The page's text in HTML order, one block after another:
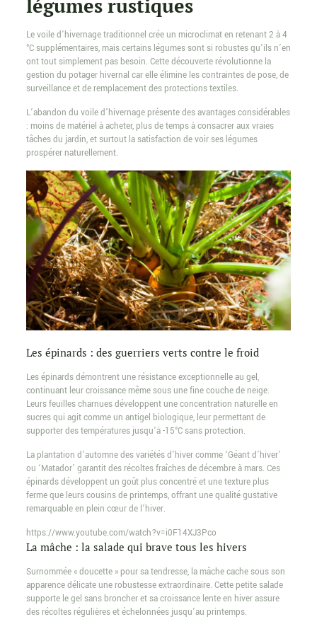
légumes rustiques
Le voile d’hivernage traditionnel crée un microclimat en retenant 2 à 4
°C supplémentaires, mais certains légumes sont si robustes qu’ils n’en
ont tout simplement pas besoin. Cette découverte révolutionne la
gestion du potager hivernal car elle élimine les contraintes de pose, de
surveillance et de remplacement des protections textiles.
L’abandon du voile d’hivernage présente des avantages considérables
: moins de matériel à acheter, plus de temps à consacrer aux vraies
tâches du jardin, et surtout la satisfaction de voir ses légumes
prospérer naturellement.
Les épinards : des guerriers verts contre le froid
Les épinards démontrent une résistance exceptionnelle au gel,
continuant leur croissance même sous une fine couche de neige.
Leurs feuilles charnues développent une concentration naturelle en
sucres qui agit comme un antigel biologique, leur permettant de
supporter des températures jusqu’à -15°C sans protection.
La plantation d’automne des variétés d’hiver comme ‘Géant d’hiver’
ou ‘Matador’ garantit des récoltes fraîches de décembre à mars. Ces
épinards développent un goût plus concentré et une texture plus
ferme que leurs cousins de printemps, offrant une qualité gustative
remarquable en plein cœur de l’hiver.
https://www.youtube.com/watch?v=i0F14XJ3Pco
La mâche : la salade qui brave tous les hivers
Surnommée « doucette » pour sa tendresse, la mâche cache sous son
apparence délicate une robustesse extraordinaire. Cette petite salade
supporte le gel sans broncher et sa croissance lente en hiver assure
des récoltes régulières et échelonnées jusqu’au printemps.